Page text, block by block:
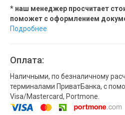
* наш менеджер просчитает
поможет с оформлением
Подробнее
Оплата:
Наличными, по безналичному
терминалами ПриватБанка, с
Visa/Mastercard, Portmone.